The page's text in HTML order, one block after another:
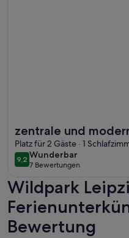
zentrale und
Neuseenland und
Platz für 2 Gäste · 1
9,29,2 von 10
Wunderbar
wunderbar
7 Bewertungen
(7
bewertungen)
Wildpark
Bewertung